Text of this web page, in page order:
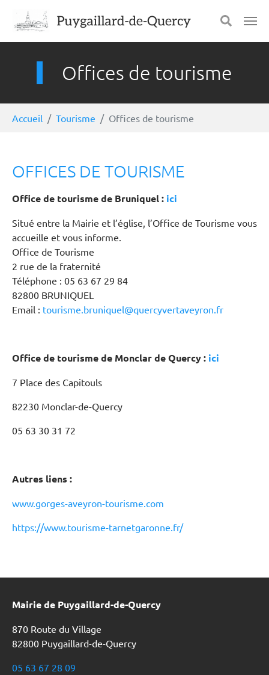
Offices de tourisme
Accueil Tourisme Offices de tourisme
OFFICES DE TOURISME
Office de tourisme de Bruniquel : ici
Situé entre la Mairie et l’église, l’Office de Tourisme vous
accueille et vous informe.
Office de Tourisme
2 rue de la fraternité
Téléphone : 05 63 67 29 84
82800 BRUNIQUEL
Email : tourisme.bruniquel@quercyvertaveyron.fr
­Office de tourisme de Monclar de Quercy : ici
7 Place des Capitouls
82230 Monclar-de-Quercy
05 63 30 31 72
Autres liens :
www.gorges-aveyron-tourisme.com
https://www.tourisme-tarnetgaronne.fr/
Mairie de Puygaillard-de-Quercy
870 Route du Village
82800 Puygaillard-de-Quercy
05 63 67 28 09